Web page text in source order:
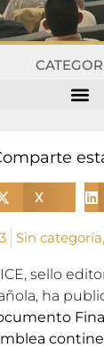
X
Sin categoría,
sello
ha